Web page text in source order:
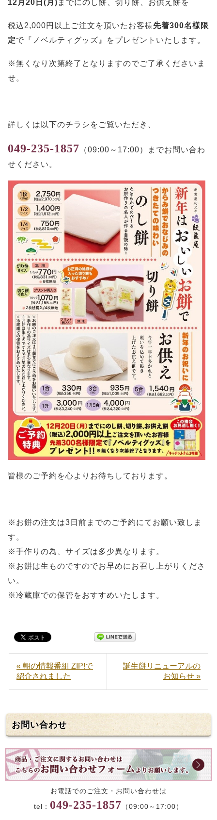
12月20日(月) までにのし餅、切り餅、お供え餅を
税込2,000円以上ご注文を頂いたお客様先着300名様限
定で『ノベルティグッズ』をプレゼントいたします。
※無くなり次第終了となりますのでご了承くださいま
せ。
詳しくは以下のチラシをご覧いただき、
049-235-1857 （09:00～17:00）までお問い合わ
せください。
皆様のご予約を心よりお待ちしております。
※お餅の注文は3日前までのご予約にてお願い致しま
す。
※手作りの為、サイズは多少異なります。
※お餅は生ものですのでお早めにお召し上がりくださ
い。
※冷蔵庫での保管をおすすめいたします。
« 朝の情報番組 ZIP!で
紹介されました
誕生餅リニューアルの
お知らせ »
お問い合わせ
お電話でのご注文・お問い合わせは
tel： 049-235-1857 （09:00～17:00）